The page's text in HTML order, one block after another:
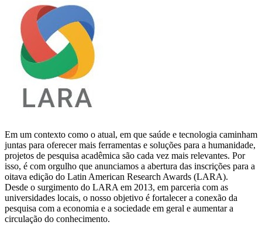
Em um contexto como o atual, em que saúde e tecnologia caminham
juntas para oferecer mais ferramentas e soluções para a humanidade,
projetos de pesquisa acadêmica são cada vez mais relevantes. Por
isso, é com orgulho que anunciamos a abertura das inscrições para a
oitava edição do Latin American Research Awards (LARA).
Desde o surgimento do LARA em 2013, em parceria com as
universidades locais, o nosso objetivo é fortalecer a conexão da
pesquisa com a economia e a sociedade em geral e aumentar a
circulação do conhecimento.